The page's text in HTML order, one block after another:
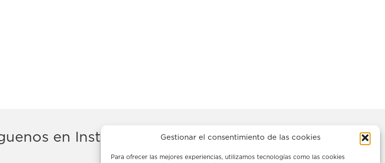
Gestionar el consentimiento de las cookies
Para ofrecer las mejores experiencias, utilizamos tecnologías como las cookies
en Instagram